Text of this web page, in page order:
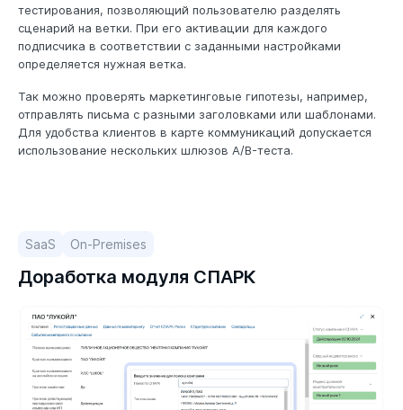
тестирования, позволяющий пользователю разделять
сценарий на ветки. При его активации для каждого
подписчика в соответствии с заданными настройками
определяется нужная ветка.
Так можно проверять маркетинговые гипотезы, например,
отправлять письма с разными заголовками или шаблонами.
Для удобства клиентов в карте коммуникаций допускается
использование нескольких шлюзов A/B-теста.
SaaS On-Premises
Доработка модуля СПАРК